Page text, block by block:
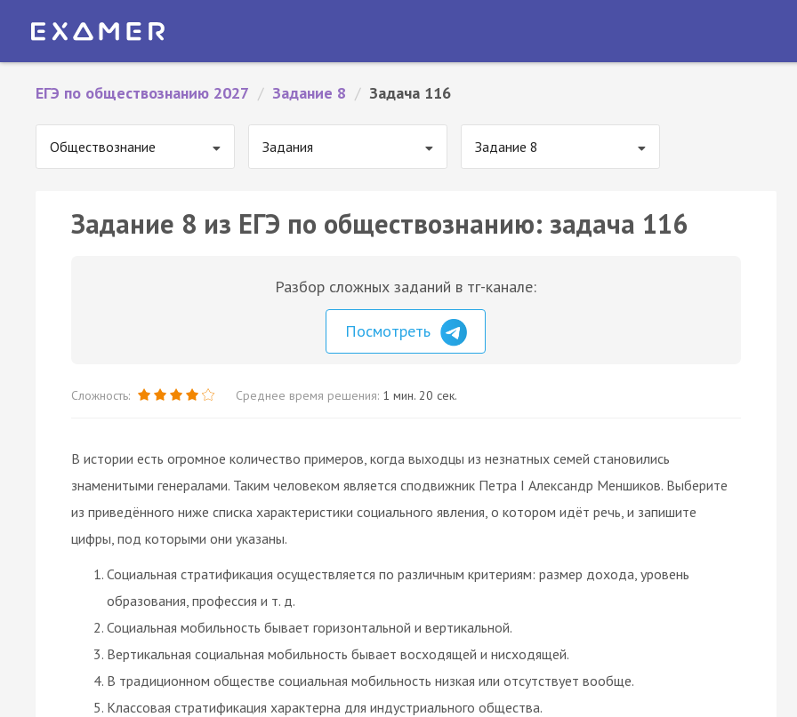
ЕГЭ по обществознанию 2027 / Задание 8 / Задача 116
Обществознание Задания Задание 8
Задание 8 из ЕГЭ по обществознанию: задача 116
Разбор сложных заданий в тг-канале:
Посмотреть
Сложность: Среднее время решения: 1 мин. 20 сек.
В истории есть огромное количество примеров, когда выходцы из незнатных семей становились
знаменитыми генералами. Таким человеком является сподвижник Петра I Александр Меншиков. Выберите
из приведённого ниже списка характеристики социального явления, о котором идёт речь, и запишите
цифры, под которыми они указаны.
Социальная стратификация осуществляется по различным критериям: размер дохода, уровень
образования, профессия и т. д.
Социальная мобильность бывает горизонтальной и вертикальной.
Вертикальная социальная мобильность бывает восходящей и нисходящей.
В традиционном обществе социальная мобильность низкая или отсутствует вообще.
Классовая стратификация характерна для индустриального общества.